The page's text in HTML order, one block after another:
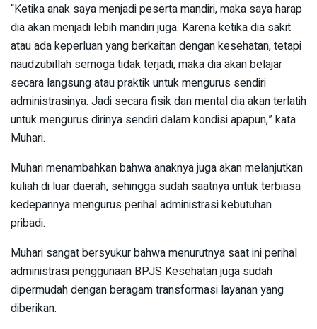
“Ketika anak saya menjadi peserta mandiri, maka saya harap
dia akan menjadi lebih mandiri juga. Karena ketika dia sakit
atau ada keperluan yang berkaitan dengan kesehatan, tetapi
naudzubillah semoga tidak terjadi, maka dia akan belajar
secara langsung atau praktik untuk mengurus sendiri
administrasinya. Jadi secara fisik dan mental dia akan terlatih
untuk mengurus dirinya sendiri dalam kondisi apapun,” kata
Muhari.
Muhari menambahkan bahwa anaknya juga akan melanjutkan
kuliah di luar daerah, sehingga sudah saatnya untuk terbiasa
kedepannya mengurus perihal administrasi kebutuhan
pribadi.
Muhari sangat bersyukur bahwa menurutnya saat ini perihal
administrasi penggunaan BPJS Kesehatan juga sudah
dipermudah dengan beragam transformasi layanan yang
diberikan.